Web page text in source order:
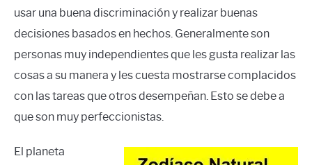
usar una buena discriminación y realizar buenas
decisiones basados en hechos. Generalmente son
personas muy independientes que les gusta realizar las
cosas a su manera y les cuesta mostrarse complacidos
con las tareas que otros desempeñan. Esto se debe a
que son muy perfeccionistas.
El planeta